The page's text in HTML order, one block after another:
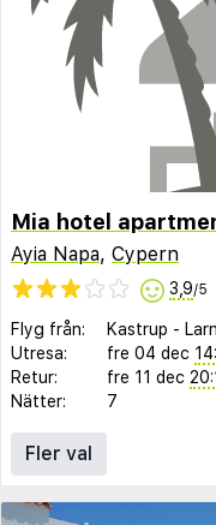
Mia hotel
Ayia Napa, Cypern
3,9/5
Flyg från: Kastrup -
Utresa:
fre 04 dec
Retur:
fre 11 dec
Nätter:
7
Fler val